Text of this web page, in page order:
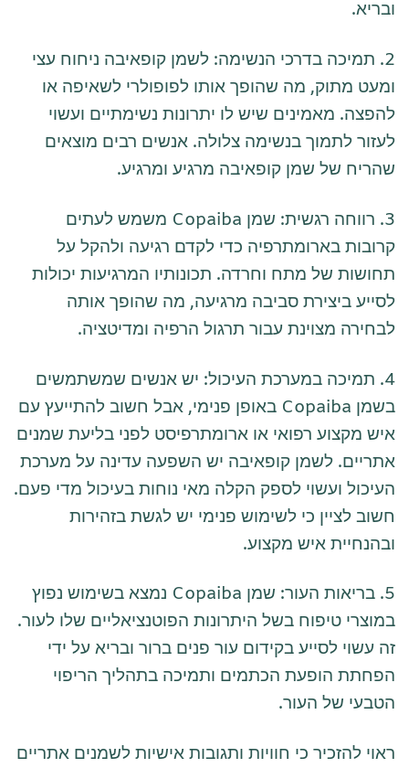
ובריא.
2. תמיכה בדרכי הנשימה: לשמן קופאיבה ניחוח עצי
ומעט מתוק, מה שהופך אותו לפופולרי לשאיפה או
להפצה. מאמינים שיש לו יתרונות נשימתיים ועשוי
לעזור לתמוך בנשימה צלולה. אנשים רבים מוצאים
שהריח של שמן קופאיבה מרגיע ומרגיע.
3. רווחה רגשית: שמן Copaiba משמש לעתים
קרובות בארומתרפיה כדי לקדם רגיעה ולהקל על
תחושות של מתח וחרדה. תכונותיו המרגיעות יכולות
לסייע ביצירת סביבה מרגיעה, מה שהופך אותה
לבחירה מצוינת עבור תרגול הרפיה ומדיטציה.
4. תמיכה במערכת העיכול: יש אנשים שמשתמשים
בשמן Copaiba באופן פנימי, אבל חשוב להתייעץ עם
איש מקצוע רפואי או ארומתרפיסט לפני בליעת שמנים
אתריים. לשמן קופאיבה יש השפעה עדינה על מערכת
העיכול ועשוי לספק הקלה מאי נוחות בעיכול מדי פעם.
חשוב לציין כי לשימוש פנימי יש לגשת בזהירות
ובהנחיית איש מקצוע.
5. בריאות העור: שמן Copaiba נמצא בשימוש נפוץ
במוצרי טיפוח בשל היתרונות הפוטנציאליים שלו לעור.
זה עשוי לסייע בקידום עור פנים ברור ובריא על ידי
הפחתת הופעת הכתמים ותמיכה בתהליך הריפוי
הטבעי של העור.
ראוי להזכיר כי חוויות ותגובות אישיות לשמנים אתריים